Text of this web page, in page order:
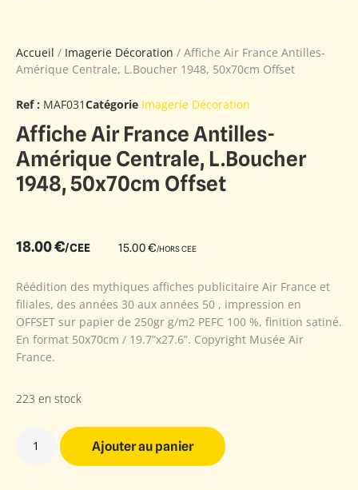
Accueil / Imagerie Décoration / Affiche Air France Antilles-
Amérique Centrale, L.Boucher 1948, 50x70cm Offset
Ref : MAF031Catégorie Imagerie Décoration
Affiche Air France Antilles-
Amérique Centrale, L.Boucher
1948, 50x70cm Offset
18.00€/CEE 15.00€/HORS CEE
Réédition des mythiques affiches publicitaire Air France et
filiales, des années 30 aux années 50 , impression en
OFFSET sur papier de 250gr g/m2 PEFC 100 %, finition satiné.
En format 50x70cm / 19.7”x27.6”. Copyright Musée Air
France.
223 en stock
Ajouter au panier